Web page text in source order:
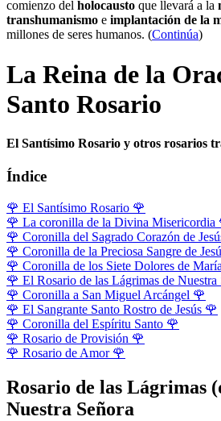
comienzo del holocausto que llevará a la
transhumanismo e implantación de la
millones de seres humanos. (Continúa)
La Reina de la
Santo Rosario
El Santísimo Rosario y otros rosarios
Índice
🌹 El Santísimo Rosario 🌹
🌹 La coronilla de la Divina Misericordia
🌹 Coronilla del Sagrado Corazón de
🌹 Coronilla de la Preciosa Sangre de
🌹 Coronilla de los Siete Dolores de María
🌹 El Rosario de las Lágrimas de Nuestra
🌹 Coronilla a San Miguel Arcángel 🌹
🌹 El Sangrante Santo Rostro de Jesús 🌹
🌹 Coronilla del Espíritu Santo 🌹
🌹 Rosario de Provisión 🌹
🌹 Rosario de Amor 🌹
Rosario de las Lágrimas
Nuestra Señora